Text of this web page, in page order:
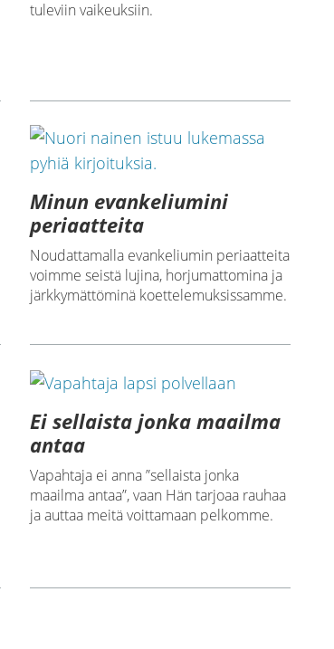
tuleviin vaikeuksiin.
Minun evankeliumini
periaatteita
Noudattamalla evankeliumin periaatteita
voimme seistä lujina, horjumattomina ja
järkkymättöminä koettelemuksissamme.
Ei sellaista jonka maailma
antaa
Vapahtaja ei anna ”sellaista jonka
maailma antaa”, vaan Hän tarjoaa rauhaa
ja auttaa meitä voittamaan pelkomme.